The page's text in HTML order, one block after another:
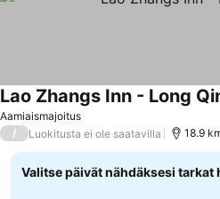
Aamiaismajoitus
Lao Zhangs Inn - Long
/ Luokitusta ei ole saatavilla 18.9
Valitse päivät nähdäksesi tarkat